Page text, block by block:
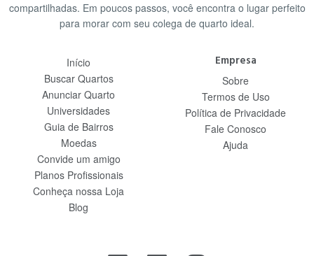
compartilhadas. Em poucos passos, você encontra o lugar perfeito
para morar com seu colega de quarto ideal.
Início
Buscar Quartos
Anunciar Quarto
Universidades
Guia de Bairros
Moedas
Convide um amigo
Planos Profissionais
Conheça nossa Loja
Blog
Empresa
Sobre
Termos de Uso
Política de Privacidade
Fale Conosco
Ajuda